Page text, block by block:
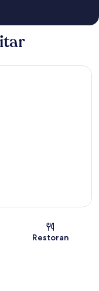
Restoran